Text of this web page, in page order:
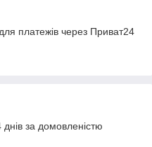
платежів через Приват24
за домовленістю